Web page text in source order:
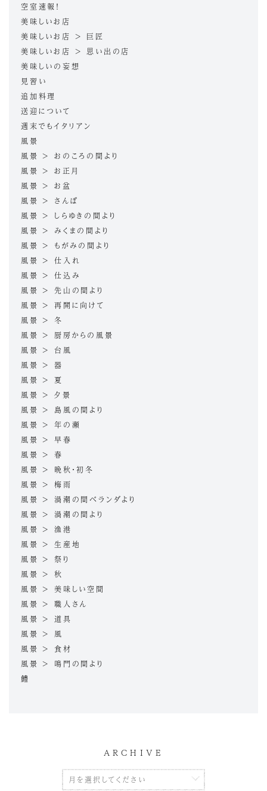
空室速報！
美味しいお店
美味しいお店 > 巨匠
美味しいお店 > 思い出の店
美味しいの妄想
見習い
追加料理
送迎について
週末でもイタリアン
風景
風景 > おのころの間より
風景 > お正月
風景 > お盆
風景 > さんぽ
風景 > しらゆきの間より
風景 > みくまの間より
風景 > もがみの間より
風景 > 仕入れ
風景 > 仕込み
風景 > 先山の間より
風景 > 再開に向けて
風景 > 冬
風景 > 厨房からの風景
風景 > 台風
風景 > 器
風景 > 夏
風景 > 夕景
風景 > 島風の間より
風景 > 年の瀬
風景 > 早春
風景 > 春
風景 > 晩秋・初冬
風景 > 梅雨
風景 > 渦潮の間ベランダより
風景 > 渦潮の間より
風景 > 漁港
風景 > 生産地
風景 > 祭り
風景 > 秋
風景 > 美味しい空間
風景 > 職人さん
風景 > 道具
風景 > 風
風景 > 食材
風景 > 鳴門の間より
鱧
ARCHIVE